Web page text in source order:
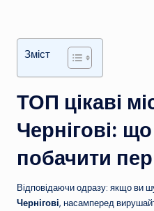
Зміст
ТОП цікаві
Чернігові:
побачити
Відповідаючи одразу: якщо ви
Чернігові, насамперед